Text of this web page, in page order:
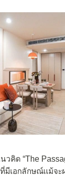
วคิด “The
เอกลักษณ์เเม้จะ